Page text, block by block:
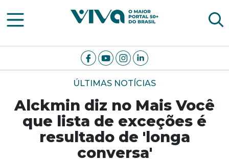
Viva Notícias
ÚLTIMAS NOTÍCIAS
Alckmin diz no Mais Você
que lista de exceções é
resultado de 'longa
conversa'